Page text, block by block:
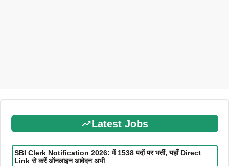
Latest Jobs
SBI Clerk Notification 2026: में 1538 पदों पर भर्ती, यहाँ Direct
Link से करें ऑनलाइन आवेदन अभी